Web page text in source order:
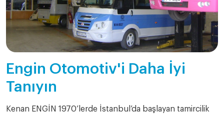
Engin Otomotiv'i Daha İyi
Tanıyın
Kenan ENGİN 1970’lerde İstanbul’da başlayan tamircilik